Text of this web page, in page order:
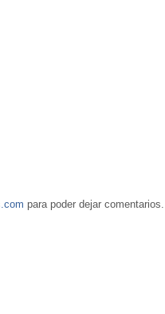
para poder dejar comentarios.